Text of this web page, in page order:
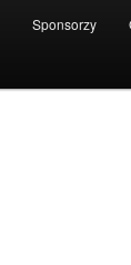
Sponsorzy